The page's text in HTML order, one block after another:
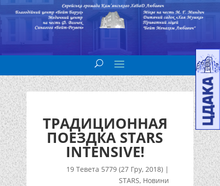
ТРАДИЦИОННАЯ
ПОЕЗДКА STARS
INTENSIVE!
19 Тевета 5779 (27 Гру, 2018) |
STARS, Новини